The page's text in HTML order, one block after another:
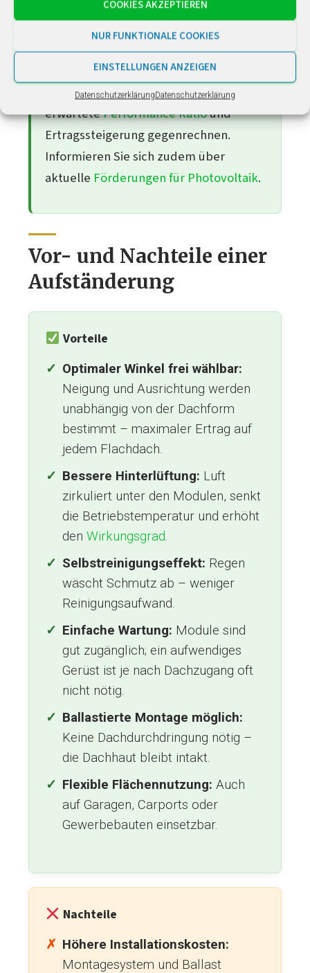
COOKIES AKZEPTIEREN
NUR FUNKTIONALE COOKIES
EINSTELLUNGEN ANZEIGEN
DatenschutzerklärungDatenschutzerklärung
Die Preise unterscheiden sich regional
erheblich. Holen Sie mindestens drei
Angebote ein und lassen Sie die
Aufständerungskosten immer gegen die
erwartetePerformance Ratiound
Ertragssteigerung gegenrechnen.
Informieren Sie sich zudem über
aktuelle Förderungen für Photovoltaik.
Vor- und Nachteile einer
Aufständerung
Vorteile
Optimaler Winkel frei wählbar:
Neigung und Ausrichtung werden
unabhängig von der Dachform
bestimmt – maximaler Ertrag auf
jedem Flachdach.
Bessere Hinterlüftung: Luft
zirkuliert unter den Modulen, senkt
die Betriebstemperatur und erhöht
den Wirkungsgrad.
Selbstreinigungseffekt: Regen
wäscht Schmutz ab – weniger
Reinigungsaufwand.
Einfache Wartung: Module sind
gut zugänglich; ein aufwendiges
Gerüst ist je nach Dachzugang oft
nicht nötig.
Ballastierte Montage möglich:
Keine Dachdurchdringung nötig –
die Dachhaut bleibt intakt.
Flexible Flächennutzung: Auch
auf Garagen, Carports oder
Gewerbebauten einsetzbar.
Nachteile
Höhere Installationskosten:
Montagesystem und Ballast